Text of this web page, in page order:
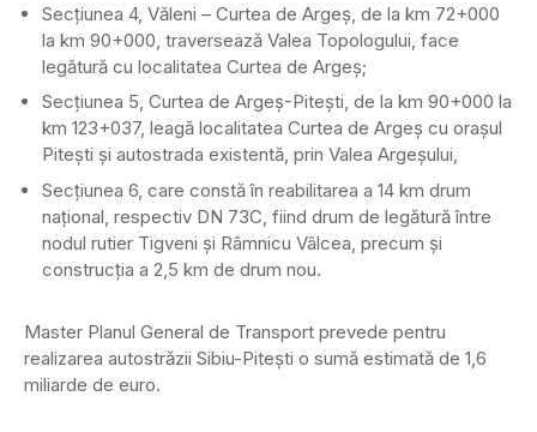
Secţiunea 4, Văleni – Curtea de Argeş, de la km 72+000
la km 90+000, traversează Valea Topologului, face
legătură cu localitatea Curtea de Argeş;
Secţiunea 5, Curtea de Argeş-Piteşti, de la km 90+000 la
km 123+037, leagă localitatea Curtea de Argeş cu oraşul
Piteşti şi autostrada existentă, prin Valea Argeşului,
Secţiunea 6, care constă în reabilitarea a 14 km drum
naţional, respectiv DN 73C, fiind drum de legătură între
nodul rutier Tigveni şi Râmnicu Vâlcea, precum şi
construcţia a 2,5 km de drum nou.
Master Planul General de Transport prevede pentru
realizarea autostrăzii Sibiu-Piteşti o sumă estimată de 1,6
miliarde de euro.